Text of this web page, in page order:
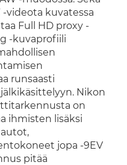
-videota kuvatessa
Full HD proxy -
-kuvaprofiili
runsaasti
Nikon
on
ihmisten lisäksi
jopa -9EV
pitää